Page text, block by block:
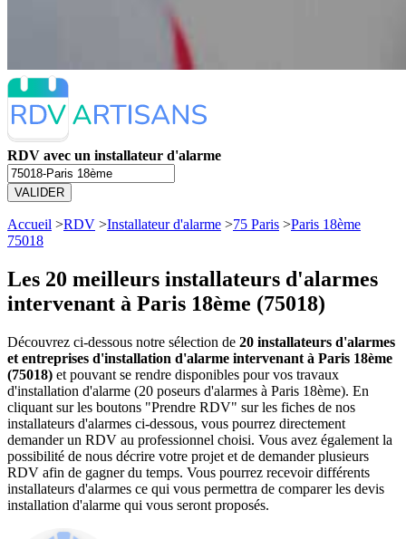
RDV avec un installateur d'alarme
VALIDER
Accueil >RDV >Installateur d'alarme >75 Paris >Paris 18ème
75018
Les 20 meilleurs installateurs d'alarmes
intervenant à Paris 18ème (75018)
Découvrez ci-dessous notre sélection de 20 installateurs d'alarmes
et entreprises d'installation d'alarme intervenant à Paris 18ème
(75018) et pouvant se rendre disponibles pour vos travaux
d'installation d'alarme (20 poseurs d'alarmes à Paris 18ème). En
cliquant sur les boutons "Prendre RDV" sur les fiches de nos
installateurs d'alarmes ci-dessous, vous pourrez directement
demander un RDV au professionnel choisi. Vous avez également la
possibilité de nous décrire votre projet et de demander plusieurs
RDV afin de gagner du temps. Vous pourrez recevoir différents
installateurs d'alarmes ce qui vous permettra de comparer les devis
installation d'alarme qui vous seront proposés.